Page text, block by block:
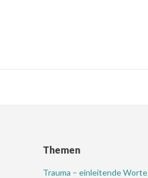
Themen
Trauma – einleitende Worte